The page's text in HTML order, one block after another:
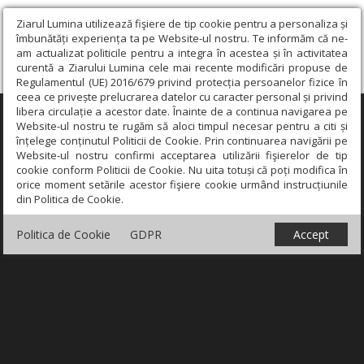
Ziarul Lumina utilizează fişiere de tip cookie pentru a personaliza și
îmbunătăți experiența ta pe Website-ul nostru. Te informăm că ne-
am actualizat politicile pentru a integra în acestea și în activitatea
curentă a Ziarului Lumina cele mai recente modificări propuse de
Regulamentul (UE) 2016/679 privind protecția persoanelor fizice în
ceea ce privește prelucrarea datelor cu caracter personal și privind
libera circulație a acestor date. Înainte de a continua navigarea pe
Website-ul nostru te rugăm să aloci timpul necesar pentru a citi și
înțelege conținutul Politicii de Cookie. Prin continuarea navigării pe
Website-ul nostru confirmi acceptarea utilizării fişierelor de tip
cookie conform Politicii de Cookie. Nu uita totuși că poți modifica în
orice moment setările acestor fişiere cookie urmând instrucțiunile
din Politica de Cookie.
Politica de Cookie GDPR Accept
×